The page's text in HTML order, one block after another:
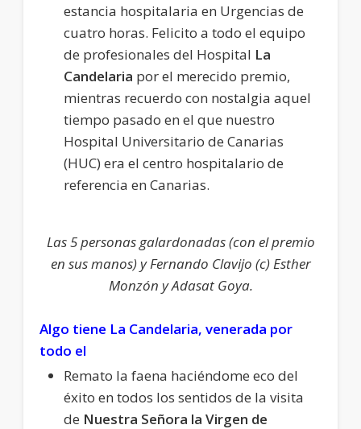
estancia hospitalaria en Urgencias de
cuatro horas. Felicito a todo el equipo
de profesionales del Hospital La
Candelaria por el merecido premio,
mientras recuerdo con nostalgia aquel
tiempo pasado en el que nuestro
Hospital Universitario de Canarias
(HUC) era el centro hospitalario de
referencia en Canarias.
Las 5 personas galardonadas (con el premio
en sus manos) y Fernando Clavijo (c) Esther
Monzón y Adasat Goya.
Algo tiene La Candelaria, venerada por
todo el
Remato la faena haciéndome eco del
éxito en todos los sentidos de la visita
de Nuestra Señora la Virgen de